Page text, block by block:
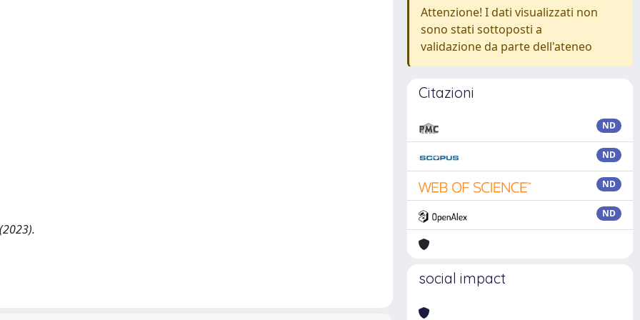
Attenzione! I dati visualizzati non
sono stati sottoposti a
validazione da parte dell'ateneo
Citazioni
ND
ND
ND
ND
social impact